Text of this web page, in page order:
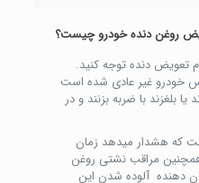
روغن دنده خودرو چیست؟
تعویض دنده توجه کنید.
غير عادی شده است
بلغزند با ضربه بزنند و در
که هشدار ميدهد زمان
مراقب نشتی روغن
دهنده آلوده شدن اين